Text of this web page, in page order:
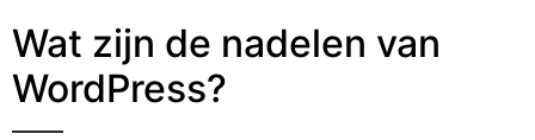
Wat zijn de nadelen van
WordPress?